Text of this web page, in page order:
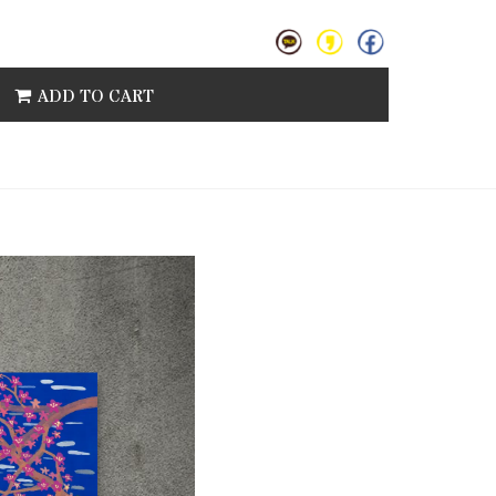
ADD TO CART